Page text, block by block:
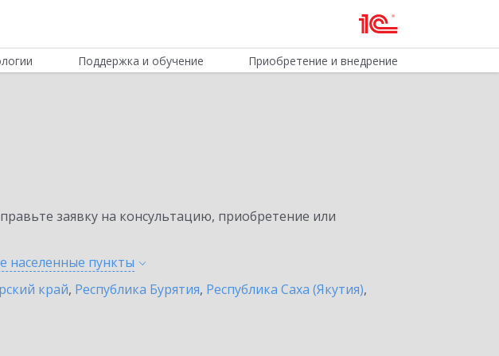
Поддержка и обучение Приобретение и внедрение
заявку на консультацию, приобретение или
населенные пункты
край, Республика Бурятия, Республика Саха (Якутия),